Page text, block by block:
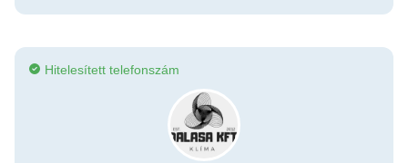
Hitelesített telefonszám